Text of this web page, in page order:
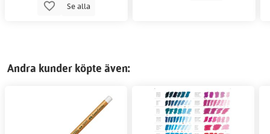
Se alla
Andra kunder köpte även: